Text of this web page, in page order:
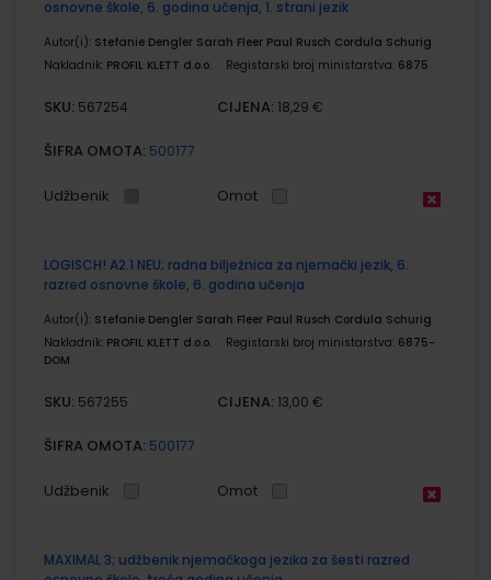
osnovne škole, 6. godina učenja, 1. strani jezik
Autor(i): Stefanie Dengler Sarah Fleer Paul Rusch Cordula Schurig
Nakladnik: PROFIL KLETT d.o.o. Registarski broj ministarstva: 6875
SKU: 567254 CIJENA: 18,29 €
ŠIFRA OMOTA: 500177
Udžbenik Omot
LOGISCH! A2.1 NEU; radna bilježnica za njemački jezik, 6.
razred osnovne škole, 6. godina učenja
Autor(i): Stefanie Dengler Sarah Fleer Paul Rusch Cordula Schurig
Nakladnik: PROFIL KLETT d.o.o. Registarski broj ministarstva: 6875-
DOM
SKU: 567255 CIJENA: 13,00 €
ŠIFRA OMOTA: 500177
Udžbenik Omot
MAXIMAL 3; udžbenik njemačkoga jezika za šesti razred